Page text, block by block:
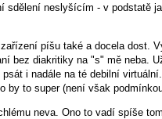
sdělení neslyšícím - v podstatě
píšu také a docela dost.
bez diakritiky na "s" mě neba.
i nadále na té debilní
by to super (není však
neva. Ono to vadí spíše